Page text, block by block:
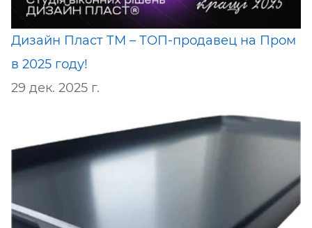
Дизайн Пласт ТМ – ТОП-продавец на Пром
в 2025 году!
29 дек. 2025 г.